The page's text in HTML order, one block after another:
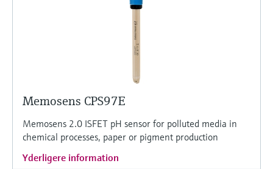
Memosens CPS97E
Memosens 2.0 ISFET pH sensor for polluted media in
chemical processes, paper or pigment production
Yderligere information